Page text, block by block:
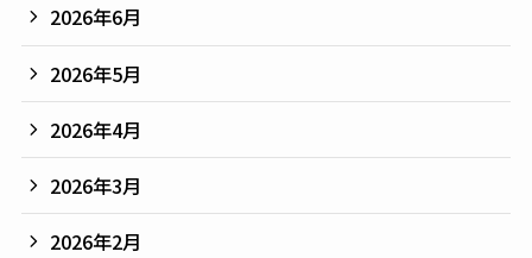
2026年6月
2026年5月
2026年4月
2026年3月
2026年2月